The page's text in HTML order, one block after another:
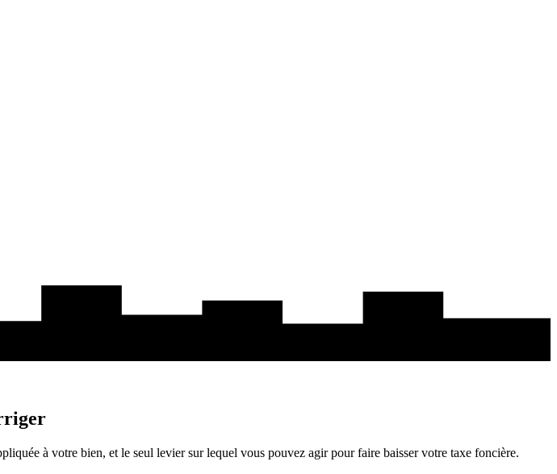
à votre bien, et le seul levier sur lequel vous pouvez agir pour faire baisser votre taxe foncière.